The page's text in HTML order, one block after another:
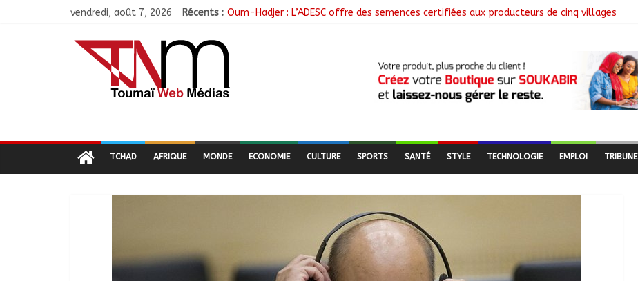
vendredi, août 7, 2026 Récents : Oum-Hadjer : L’ADESC offre des semences certifiées aux producteurs de cinq villages
Coopération aérienne : Air France salue les progrès du Tchad en matière de sûreté
Nigeria : 308 otages libérés lors d’une vaste opération de sauvetage
TCHAD AFRIQUE MONDE ECONOMIE CULTURE SPORTS SANTÉ STYLE TECHNOLOGIE EMPLOI TRIBUNE